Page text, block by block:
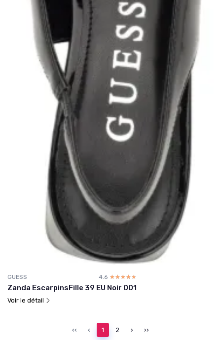
GUESS 4.6 ☆☆☆☆☆
★★★★★
Zanda EscarpinsFille 39 EU Noir 001
Voir le détail
‹‹ ‹ 1 2 › ››